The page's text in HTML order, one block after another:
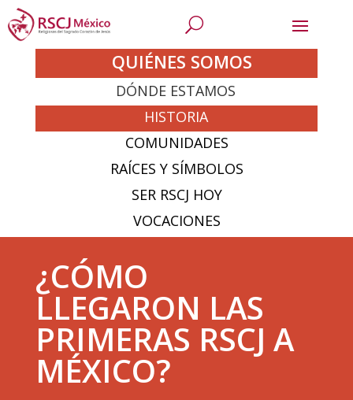
QUIÉNES SOMOS
DÓNDE ESTAMOS
HISTORIA
COMUNIDADES
RAÍCES Y SÍMBOLOS
SER RSCJ HOY
VOCACIONES
¿CÓMO
LLEGARON LAS
PRIMERAS RSCJ A
MÉXICO?